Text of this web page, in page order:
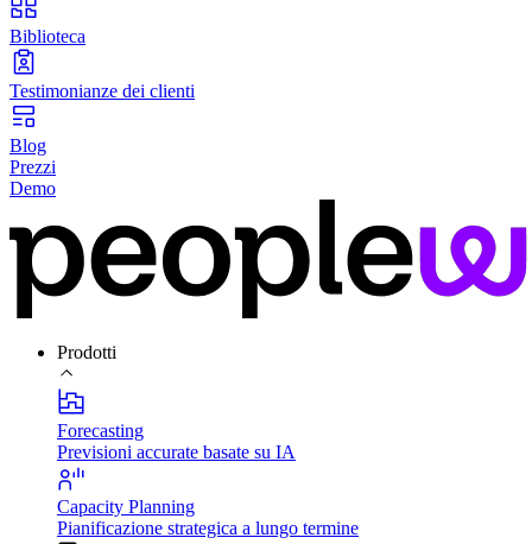
Biblioteca
Testimonianze dei clienti
Blog
Prezzi
Demo
Prodotti
Forecasting
Previsioni accurate basate su IA
Capacity Planning
Pianificazione strategica a lungo termine